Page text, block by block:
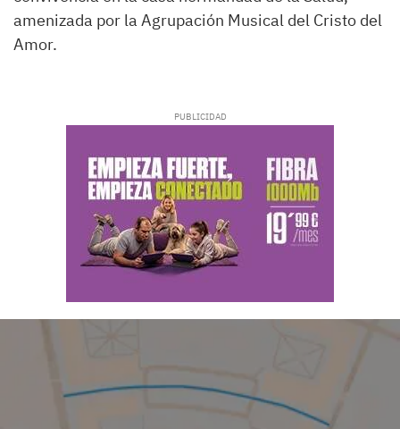
amenizada por la Agrupación Musical del Cristo del
Amor.